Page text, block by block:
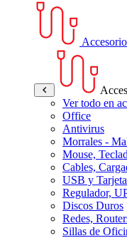
Ver todo en
Office
Antivirus
Morrales -
Mouse,
Cables,
USB y
Regulador,
Discos Duros
Redes,
Sillas de